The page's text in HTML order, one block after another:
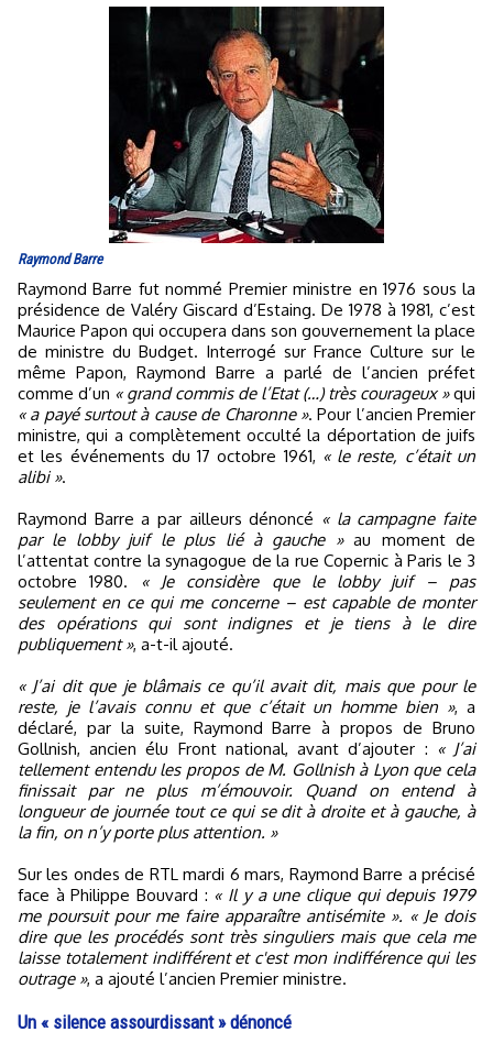
Raymond Barre
Raymond Barre fut nommé Premier ministre en 1976 sous la
présidence de Valéry Giscard d’Estaing. De 1978 à 1981, c’est
Maurice Papon qui occupera dans son gouvernement la place
de ministre du Budget. Interrogé sur France Culture sur le
même Papon, Raymond Barre a parlé de l’ancien préfet
comme d’un « grand commis de l’Etat (…) très courageux »qui
« a payé surtout à cause de Charonne ». Pour l’ancien Premier
ministre, qui a complètement occulté la déportation de juifs
et les événements du 17 octobre 1961, « le reste, c’était un
alibi ».
Raymond Barre a par ailleurs dénoncé « la campagne faite
par le lobby juif le plus lié à gauche »au moment de
l’attentat contre la synagogue de la rue Copernic à Paris le 3
octobre 1980.
« Je considère que le lobby juif – pas
seulement en ce qui me concerne – est capable de monter
des opérations qui sont indignes et je tiens à le dire
publiquement », a-t-il ajouté.
« J’ai dit que je blâmais ce qu’il avait dit, mais que pour le
reste, je l’avais connu et que c’était un homme bien », a
déclaré, par la suite, Raymond Barre à propos de Bruno
Gollnish, ancien élu Front national, avant d’ajouter : « J’ai
tellement entendu les propos de M. Gollnish à Lyon que cela
finissait par ne plus m’émouvoir. Quand on entend à
longueur de journée tout ce qui se dit à droite et à gauche, à
la fin, on n’y porte plus attention. »
Sur les ondes de RTL mardi 6 mars, Raymond Barre a précisé
face à Philippe Bouvard : « Il y a une clique qui depuis 1979
me poursuit pour me faire apparaître antisémite ». « Je dois
dire que les procédés sont très singuliers mais que cela me
laisse totalement indifférent et c'est mon indifférence qui les
outrage », a ajouté l’ancien Premier ministre.
Un « silence assourdissant » dénoncé